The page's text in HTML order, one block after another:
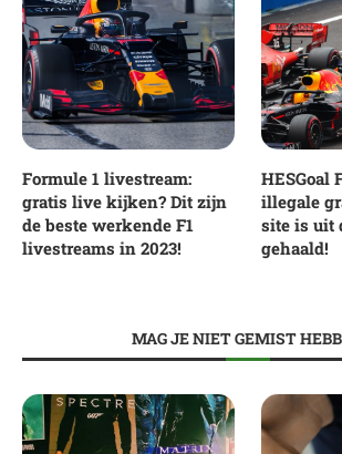
Formule 1 livestream:
gratis live kijken? Dit zijn
de beste werkende F1
livestreams in 2023!
HESGoal
illegale
site is uit
gehaald!
MAG JE NIET GEMIST